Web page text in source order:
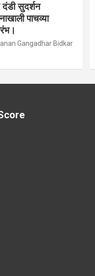
दंडी सुदर्शन
पाचव्या
Gangadhar Bidkar